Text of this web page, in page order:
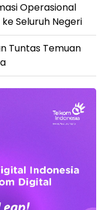
Operasional
Seluruh Negeri
Tuntas Temuan